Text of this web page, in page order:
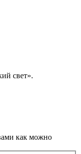
свет».
как можно